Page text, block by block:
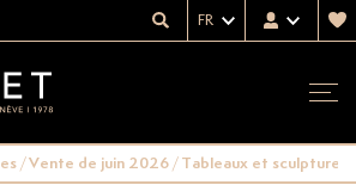
FR
/Vente de juin 2026/Tableaux et sculptures